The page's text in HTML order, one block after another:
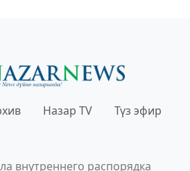
Назар TV Түз эфир
внутреннего распорядка